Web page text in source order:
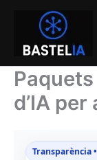
contingut
Bastelia
d’IA
Transparència